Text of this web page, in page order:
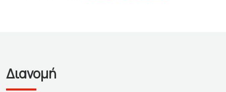
Διανομή